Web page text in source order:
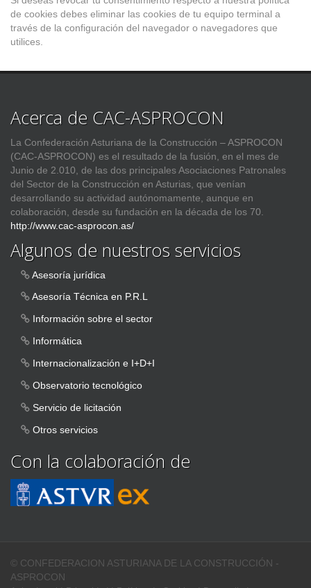
de cookies debes eliminar las cookies de tu equipo terminal a
través de la configuración del navegador o navegadores que
utilices.
Acerca de CAC-ASPROCON
La Confederación Asturiana de la Construcción – ASPROCON
(CAC-ASPROCON) es el resultado de la fusión, en el mes de
Junio de 2.010, de las dos principales Asociaciones Patronales
del Sector de la Construcción en Asturias, que venían
desarrollando su actividad autónomamente, aunque en
colaboración, desde su fundación en la década de los 70.
http://www.cac-asprocon.as/
Algunos de nuestros servicios
Asesoría jurídica
Asesoría Técnica en P.R.L
Información sobre el sector
Informática
Internacionalización e I+D+I
Observatorio tecnológico
Servicio de licitación
Otros servicios
Con la colaboración de
© CONFEDERACION ASTURIANA DE LA CONSTRUCCIÓN -
ASPROCON